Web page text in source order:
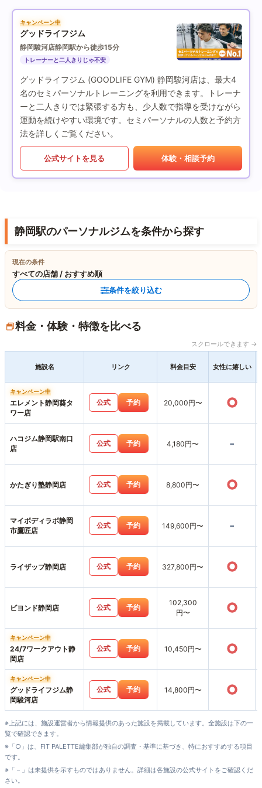
キャンペーン中
グッドライフジム
静岡駿河店静岡駅から徒歩15分
トレーナーと二人きりじゃ不安
グッドライフジム (GOODLIFE GYM) 静岡駿河店は、最大4
名のセミパーソナルトレーニングを利用できます。トレーナ
ーと二人きりでは緊張する方も、少人数で指導を受けながら
運動を続けやすい環境です。セミパーソナルの人数と予約方
法を詳しくご覧ください。
公式サイトを見る 体験・相談予約
静岡駅のパーソナルジムを条件から探す
現在の条件
すべての店舗 / おすすめ順
条件を絞り込む
料金・体験・特徴を比べる
スクロールできます →
施設名 リンク 料金目安 女性に嬉しい
キャンペーン中
エレメント静岡葵タ
ワー店
公式 予約 20,000円〜 ○
ハコジム静岡駅南口
店
公式 予約 4,180円〜 -
かたぎり塾静岡店 公式 予約 8,800円〜 ○
マイボディラボ静岡
市鷹匠店
公式 予約 149,600円〜 -
ライザップ静岡店 公式 予約 327,800円〜 ○
ビヨンド静岡店 公式 予約
102,300
円〜
○
キャンペーン中
24/7ワークアウト静
岡店
公式 予約 10,450円〜 ○
キャンペーン中
グッドライフジム静
岡駿河店
公式 予約 14,800円〜 ○
※上記には、施設運営者から情報提供のあった施設を掲載しています。全施設は下の一
覧で確認できます。
※「○」は、FIT PALETTE編集部が独自の調査・基準に基づき、特におすすめする項目
です。
※「－」は未提供を示すものではありません。詳細は各施設の公式サイトをご確認くだ
さい。